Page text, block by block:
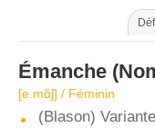
Émanche
[e.mɑ̃ʃ] / Féminin
(Blason)